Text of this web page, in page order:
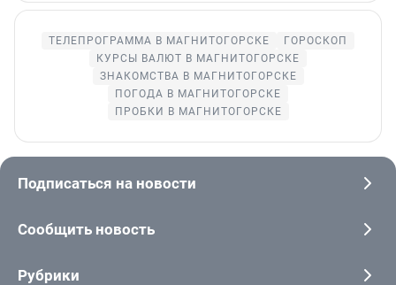
ТЕЛЕПРОГРАММА В МАГНИТОГОРСКЕ
ГОРОСКОП
КУРСЫ ВАЛЮТ В МАГНИТОГОРСКЕ
ЗНАКОМСТВА В МАГНИТОГОРСКЕ
ПОГОДА В МАГНИТОГОРСКЕ
ПРОБКИ В МАГНИТОГОРСКЕ
Подписаться на новости
Сообщить новость
Рубрики